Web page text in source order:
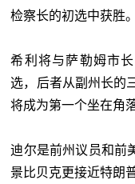
检察长的初选中获胜。
希利将与萨勒姆市
选，后者从副州长的
将成为第一个坐在角
迪尔是前州议员和前
景比贝克更接近特朗